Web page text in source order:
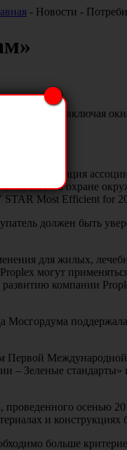
- Новости -
включая
по охране
STAR Most Efficient for
должен быть
для жилых,
могут
компании
Первой
– Зеленые
осенью
и конструкциях
больше